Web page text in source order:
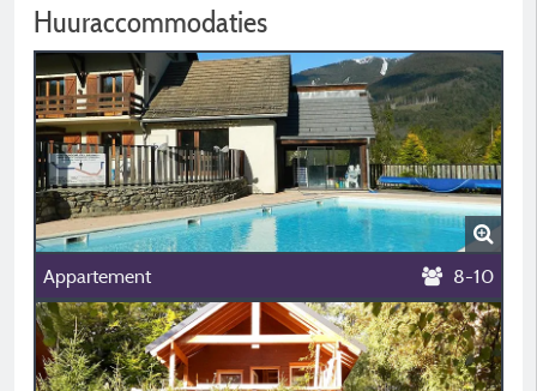
Huuraccommodaties
Appartement 8-10